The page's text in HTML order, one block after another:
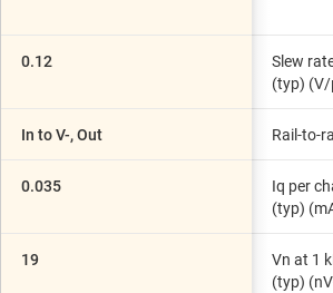
0.12
In to V-, Out
0.035
19
Slew
(typ) (V/
Rail-to-
Iq per
(typ)
Vn at 1
(typ)